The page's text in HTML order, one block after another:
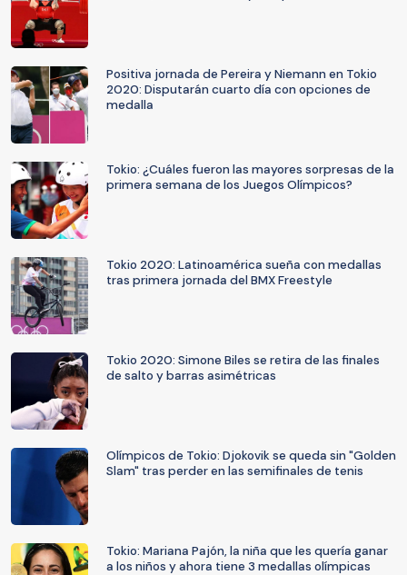
Positiva jornada de Pereira y Niemann en Tokio
2020: Disputarán cuarto día con opciones de
medalla
Tokio: ¿Cuáles fueron las mayores sorpresas de la
primera semana de los Juegos Olímpicos?
Tokio 2020: Latinoamérica sueña con medallas
tras primera jornada del BMX Freestyle
Tokio 2020: Simone Biles se retira de las finales
de salto y barras asimétricas
Olímpicos de Tokio: Djokovik se queda sin "Golden
Slam" tras perder en las semifinales de tenis
Tokio: Mariana Pajón, la niña que les quería ganar
a los niños y ahora tiene 3 medallas olímpicas